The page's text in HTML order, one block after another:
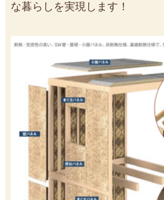
な暮らしを実現します！